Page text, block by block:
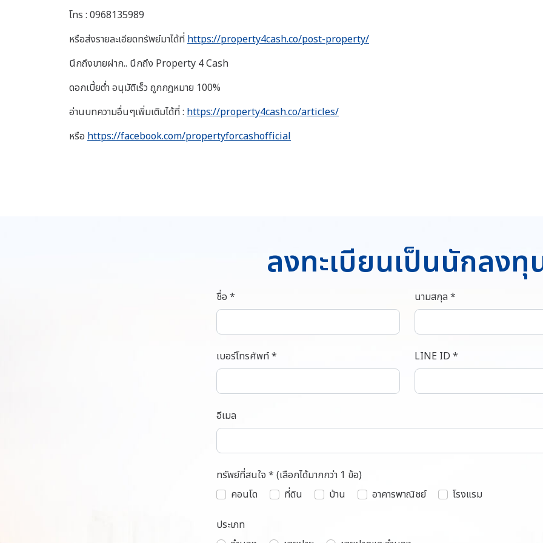
โทร : 0968135989
หรือส่งรายละเอียดทรัพย์มาได้ที่https://property4cash.co/post-property/
นึกถึงขายฝาก.. นึกถึง Property 4 Cash
ดอกเบี้ยต่ำ อนุมัติเร็ว ถูกกฎหมาย 100%
อ่านบทความอื่นๆเพิ่มเติมได้ที่ : https://property4cash.co/articles/
หรือ https://facebook.com/propertyforcashofficial
ลงทะเบียนเป็นนักลงทุ
ชื่อ * นามสกุล *
เบอร์โทรศัพท์ * LINE ID *
อีเมล
ทรัพย์ที่สนใจ * (เลือกได้มากกว่า 1 ข้อ)
คอนโด
ที่ดิน บ้าน อาคารพาณิชย์ โรงแรม
ประเภท